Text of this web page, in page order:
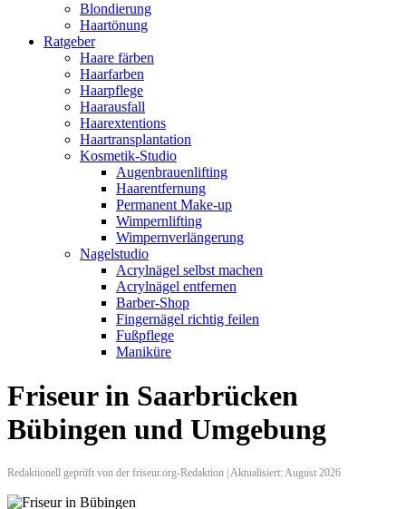
Blondierung
Haartönung
Ratgeber
Haare färben
Haarfarben
Haarpflege
Haarausfall
Haarextentions
Haartransplantation
Kosmetik-Studio
Augenbrauenlifting
Haarentfernung
Permanent Make-up
Wimpernlifting
Wimpernverlängerung
Nagelstudio
Acrylnägel selbst machen
Acrylnägel entfernen
Barber-Shop
Fingernägel richtig feilen
Fußpflege
Maniküre
Friseur in Saarbrücken
Bübingen und Umgebung
Redaktionell geprüft von der friseur.org-Redaktion | Aktualisiert: August 2026